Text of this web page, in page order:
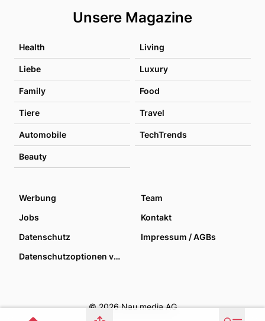
Unsere Magazine
Health Living
Liebe Luxury
Family Food
Tiere Travel
Automobile TechTrends
Beauty
Werbung
Team
Jobs
Kontakt
Datenschutz
Impressum / AGBs
Datenschutzoptionen verwalten
© 2026 Nau media AG